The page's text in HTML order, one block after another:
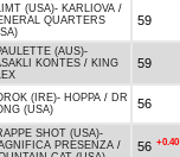
(USA)- KARLIOVA /
QUARTERS
59
(AUS)-
KONTES / KING
59
(IRE)- HOPPA / DR
(USA)
56
SHOT (USA)-
PRESENZA /
56 +0.40